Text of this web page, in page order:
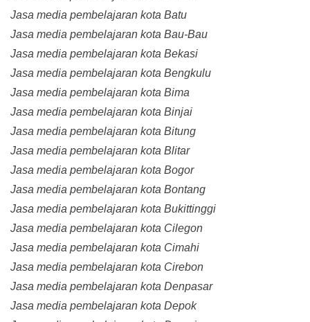
Jasa media pembelajaran kota Batu
Jasa media pembelajaran kota Bau-Bau
Jasa media pembelajaran kota Bekasi
Jasa media pembelajaran kota Bengkulu
Jasa media pembelajaran kota Bima
Jasa media pembelajaran kota Binjai
Jasa media pembelajaran kota Bitung
Jasa media pembelajaran kota Blitar
Jasa media pembelajaran kota Bogor
Jasa media pembelajaran kota Bontang
Jasa media pembelajaran kota Bukittinggi
Jasa media pembelajaran kota Cilegon
Jasa media pembelajaran kota Cimahi
Jasa media pembelajaran kota Cirebon
Jasa media pembelajaran kota Denpasar
Jasa media pembelajaran kota Depok